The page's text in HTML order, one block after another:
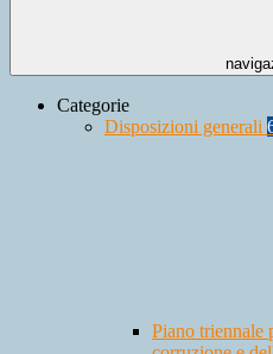
Categorie
Disposizioni generali
Piano triennale